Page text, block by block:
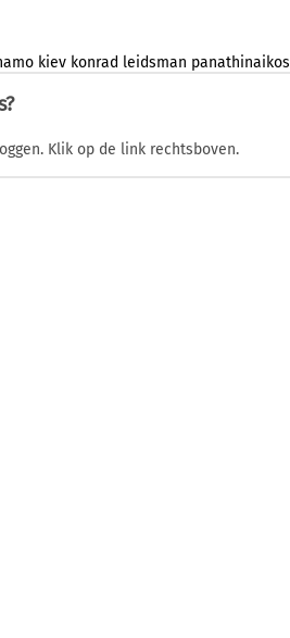
kiev konrad leidsman panathinaikos
Klik op de link rechtsboven.